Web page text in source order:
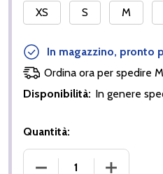
XS
S M
In magazzino, pronto
Ordina ora per spedire
Disponibilità: In genere
Quantità:
DIMINUIRE LAAUMENTA